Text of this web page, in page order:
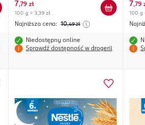
7,79 zł
100 g = 3,39 zł
Najniższa cena: 10,49 zł
Niedostępny online
Sprawdź dostępność w drogerii
7,79
100 g